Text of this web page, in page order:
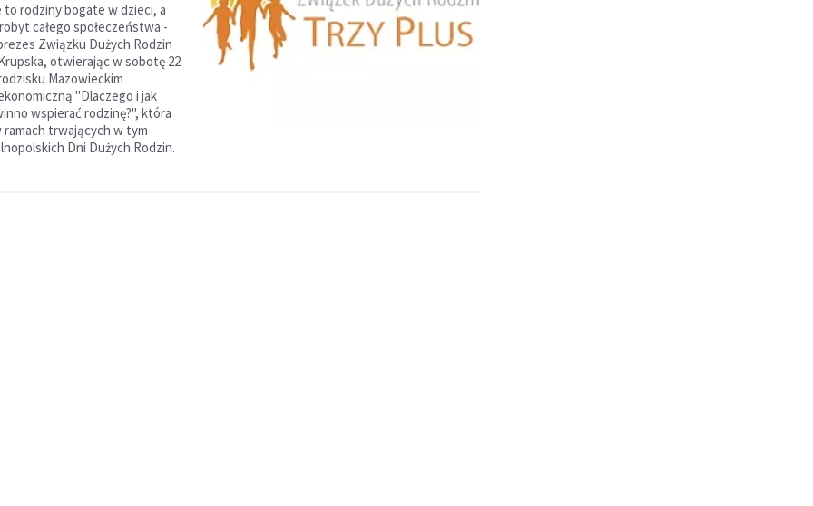
to rodziny bogate w dzieci, a
całego społeczeństwa -
Związku Dużych Rodzin
otwierając w sobotę 22
Mazowieckim
"Dlaczego i jak
wspierać rodzinę?", która
ramach trwających w tym
Dni Dużych Rodzin.